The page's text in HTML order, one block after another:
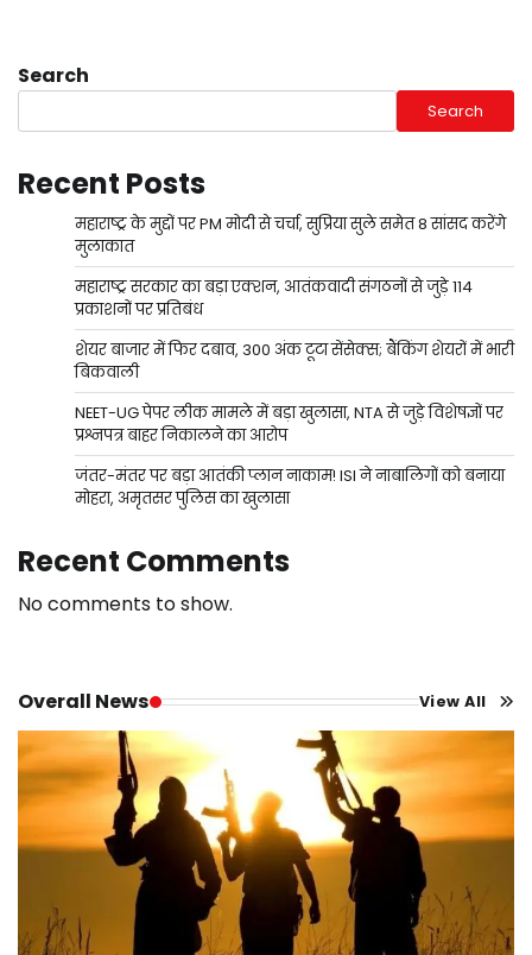
Search
Search
Recent Posts
महाराष्ट्र के मुद्दों पर PM मोदी से चर्चा, सुप्रिया सुले समेत 8 सांसद करेंगे
मुलाकात
महाराष्ट्र सरकार का बड़ा एक्शन, आतंकवादी संगठनों से जुड़े 114
प्रकाशनों पर प्रतिबंध
शेयर बाजार में फिर दबाव, 300 अंक टूटा सेंसेक्स; बैंकिंग शेयरों में भारी
बिकवाली
NEET-UG पेपर लीक मामले में बड़ा खुलासा, NTA से जुड़े विशेषज्ञों पर
प्रश्नपत्र बाहर निकालने का आरोप
जंतर-मंतर पर बड़ा आतंकी प्लान नाकाम! ISI ने नाबालिगों को बनाया
मोहरा, अमृतसर पुलिस का खुलासा
Recent Comments
No comments to show.
Overall News View All